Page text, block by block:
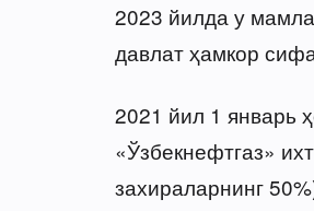
2023 йилда у
давлат ҳамкор
2021 йил 1 январь
«Ўзбекнефтгаз»
захираларнинг